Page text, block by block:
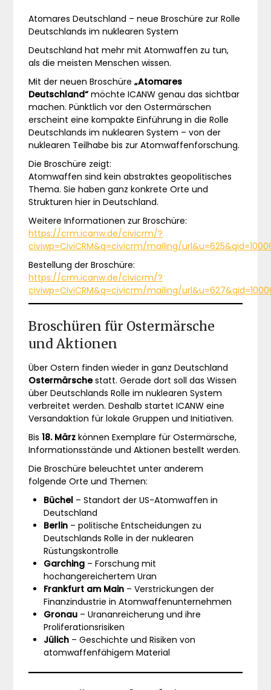
Atomares Deutschland – neue Broschüre zur Rolle
Deutschlands im nuklearen System
Deutschland hat mehr mit Atomwaffen zu tun,
als die meisten Menschen wissen.
Mit der neuen Broschüre„Atomares
Deutschland“ möchte ICANW genau das sichtbar
machen. Pünktlich vor den Ostermärschen
erscheint eine kompakte Einführung in die Rolle
Deutschlands im nuklearen System – von der
nuklearen Teilhabe bis zur Atomwaffenforschung.
Die Broschüre zeigt:
Atomwaffen sind kein abstraktes geopolitisches
Thema. Sie haben ganz konkrete Orte und
Strukturen hier in Deutschland.
Weitere Informationen zur Broschüre:
https://crm.icanw.de/civicrm/?
civiwp=CiviCRM&q=civicrm/mailing/
Bestellung der Broschüre:
https://crm.icanw.de/civicrm/?
civiwp=CiviCRM&q=civicrm/mailing/
Broschüren für Ostermärsche
und Aktionen
Über Ostern finden wieder in ganz Deutschland
Ostermärschestatt. Gerade dort soll das Wissen
über Deutschlands Rolle im nuklearen System
verbreitet werden. Deshalb startet ICANW eine
Versandaktion für lokale Gruppen und Initiativen.
Bis18. März können Exemplare für Ostermärsche,
Informationsstände und Aktionen bestellt werden.
Die Broschüre beleuchtet unter anderem
folgende Orte und Themen:
Büchel – Standort der US-Atomwaffen in
Deutschland
Berlin – politische Entscheidungen zu
Deutschlands Rolle in der nuklearen
Rüstungskontrolle
Garching – Forschung mit
hochangereichertem Uran
Frankfurt am Main – Verstrickungen der
Finanzindustrie in Atomwaffenunternehmen
Gronau – Urananreicherung und ihre
Proliferationsrisiken
Jülich – Geschichte und Risiken von
atomwaffenfähigem Material